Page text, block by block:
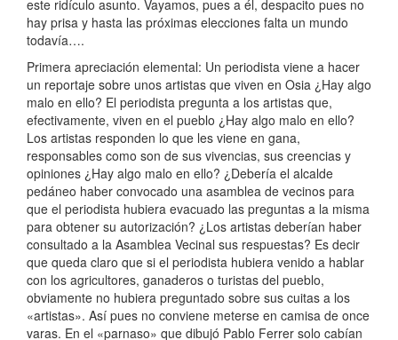
este ridículo asunto. Vayamos, pues a él, despacito pues no
hay prisa y hasta las próximas elecciones falta un mundo
todavía….
Primera apreciación elemental: Un periodista viene a hacer
un reportaje sobre unos artistas que viven en Osia ¿Hay algo
malo en ello? El periodista pregunta a los artistas que,
efectivamente, viven en el pueblo ¿Hay algo malo en ello?
Los artistas responden lo que les viene en gana,
responsables como son de sus vivencias, sus creencias y
opiniones ¿Hay algo malo en ello? ¿Debería el alcalde
pedáneo haber convocado una asamblea de vecinos para
que el periodista hubiera evacuado las preguntas a la misma
para obtener su autorización? ¿Los artistas deberían haber
consultado a la Asamblea Vecinal sus respuestas? Es decir
que queda claro que si el periodista hubiera venido a hablar
con los agricultores, ganaderos o turistas del pueblo,
obviamente no hubiera preguntado sobre sus cuitas a los
«artistas». Así pues no conviene meterse en camisa de once
varas. En el «parnaso» que dibujó Pablo Ferrer solo cabían